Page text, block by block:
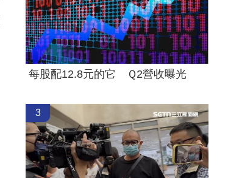
每股配12.8元的它 Ｑ2營收曝光
3